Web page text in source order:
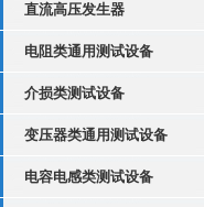
直流高压发生器
电阻类通用测试设备
介损类测试设备
变压器类通用测试设备
电容电感类测试设备